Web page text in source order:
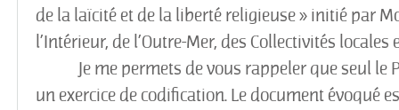
de la laïcité et de la liberté religieuse » initié par
l’Intérieur, de l’Outre-Mer, des Collectivités
Je me permets de vous rappeler que seul le
un exercice de codification. Le document évoqué